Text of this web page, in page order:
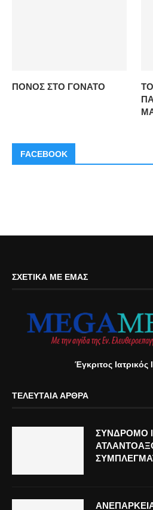
ΠΟΝΟΣ ΣΤΟ ΓΟΝΑΤΟ
FACEBOOK
ΣΧΕΤΙΚΆ ΜΕ ΕΜΆΣ
Έγκριτος Ιατρικός
ΤΕΛΕΥΤΑΊΑ ΆΡΘΡΑ
ΣΥΝΔΡΟΜΟ